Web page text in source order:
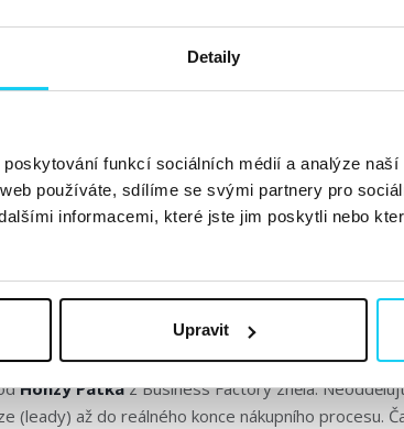
Detaily
funkcí sociálních médií a analýze
používáte, sdílíme se svými partnery pro
informacemi, které jste jim poskytli nebo
Upravit
influencery. Zajímavým bylo jejich interní
kde ke každé skupině mají přiřazené metriky, které
a u výkonových přímý vliv na konverze.
metrice SAVE (zveřejněná Richardem
s influencery na Footshop.
pulse/introducing-social-ad-value-
zdůraznit, že influencer marketing je skvělý
všechny aktivity do hloubky. A hlavně
I proto se jim daří mít 95 % spolupráce ve
Honzy Pátkaz Business Factory zněla:
(leady) až do reálného konce nákupního procesu.